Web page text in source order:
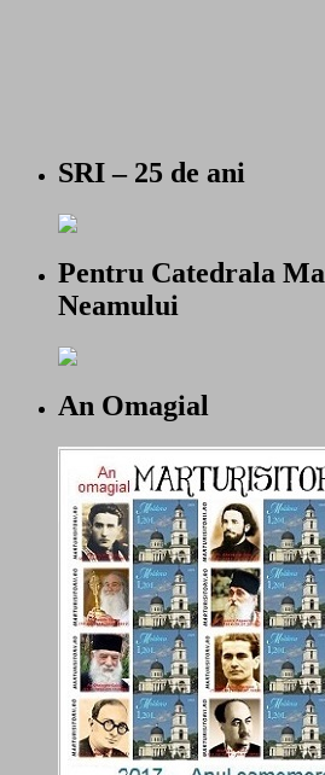
SRI – 25 de ani
Pentru Catedrala
Neamului
An Omagial